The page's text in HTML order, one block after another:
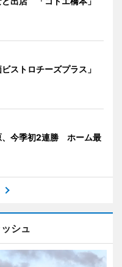
ストロチーズプラス」
、今季初2連勝 ホーム最
シュ